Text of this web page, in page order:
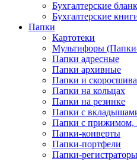
Бухгалтерские
Бухгалтерские
Папки
Картотеки
Мультифоры
Папки адресные
Папки архивные
Папки и
Папки на кольцах
Папки на резинке
Папки с
Папки с
Папки-конверты
Папки-портфели
Папки-регистраторы